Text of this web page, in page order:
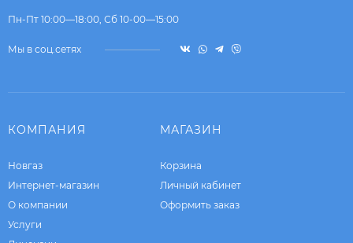
Пн-Пт 10:00—18:00, Сб 10-00—15:00
Мы в соц.сетях
КОМПАНИЯ
Новгаз
Интернет-магазин
О компании
Услуги
МАГАЗИН
Корзина
Личный кабинет
Оформить заказ